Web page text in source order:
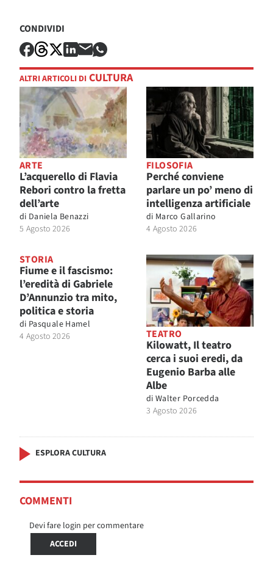
CONDIVIDI
ALTRI ARTICOLI DI CULTURA
ARTE
L’acquerello di Flavia
Rebori contro la fretta
dell’arte
di Daniela Benazzi
5 Agosto 2026
FILOSOFIA
Perché conviene
parlare un po’ meno di
intelligenza artificiale
di Marco Gallarino
4 Agosto 2026
STORIA
Fiume e il fascismo:
l’eredità di Gabriele
D’Annunzio tra mito,
politica e storia
di Pasquale Hamel
4 Agosto 2026
TEATRO
Kilowatt, Il teatro
cerca i suoi eredi, da
Eugenio Barba alle
Albe
di Walter Porcedda
3 Agosto 2026
ESPLORA CULTURA
COMMENTI
Devi fare login per commentare
ACCEDI